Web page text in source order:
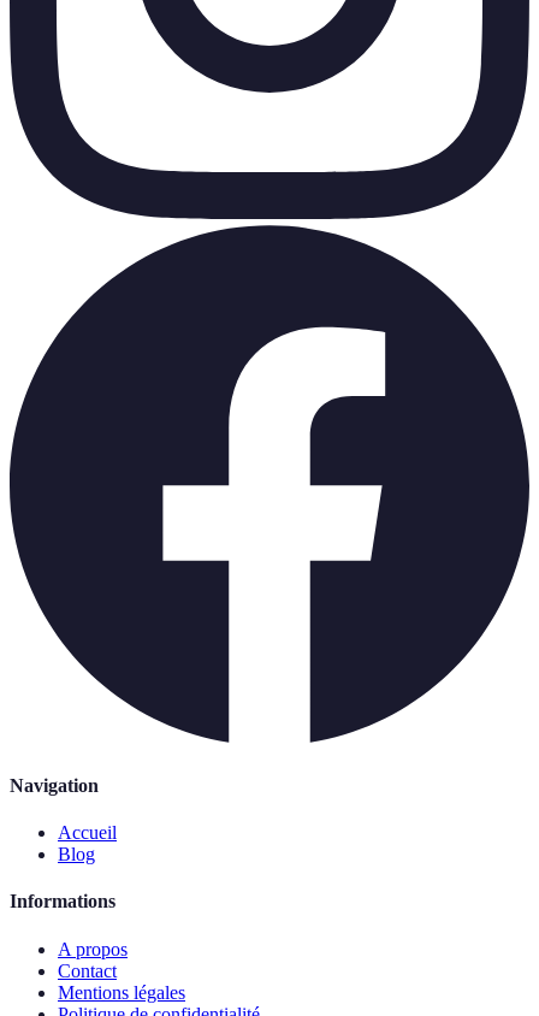
Navigation
Accueil
Blog
Informations
A propos
Contact
Mentions légales